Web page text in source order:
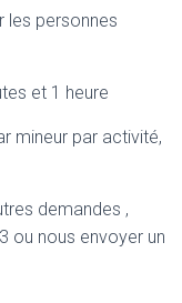
les personnes
et 1 heure
mineur par activité,
demandes ,
ou nous envoyer un